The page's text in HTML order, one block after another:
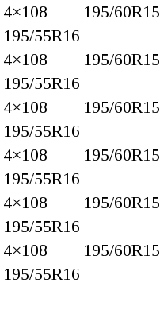
4×108
195/60R15
195/55R16
4×108
195/60R15
195/55R16
4×108
195/60R15
195/55R16
4×108
195/60R15
195/55R16
4×108
195/60R15
195/55R16
4×108
195/60R15
195/55R16